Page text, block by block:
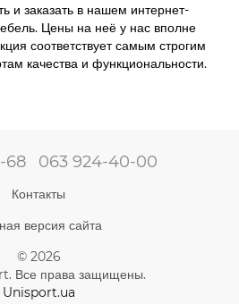
и заказать в нашем интернет-
Цены на неё у нас вполне
соответствует самым строгим
качества и функциональности.
68 063 924-40-00
Контакты
версия сайта
© 2026
Все права защищены.
Unisport.ua